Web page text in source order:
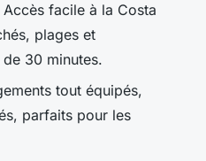
Accès facile à la Costa
plages et
30 minutes.
tout équipés,
parfaits pour les